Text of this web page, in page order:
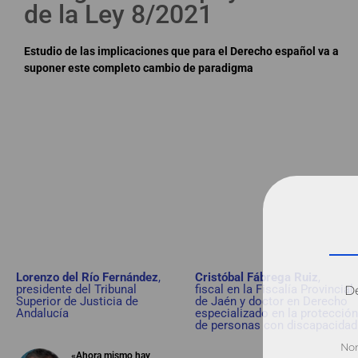
de la Ley 8/2021
Estudio de las implicaciones que para el Derecho español va a
suponer este completo cambio de paradigma
Lorenzo del Río Fernández,
presidente del Tribunal
Superior de Justicia de
Andalucía
Cristóbal Fábrega Ruiz
fiscal en la Fiscalía Provincial
de Jaén y doctor en Derecho
especializado en la protección
de personas con discapacidad